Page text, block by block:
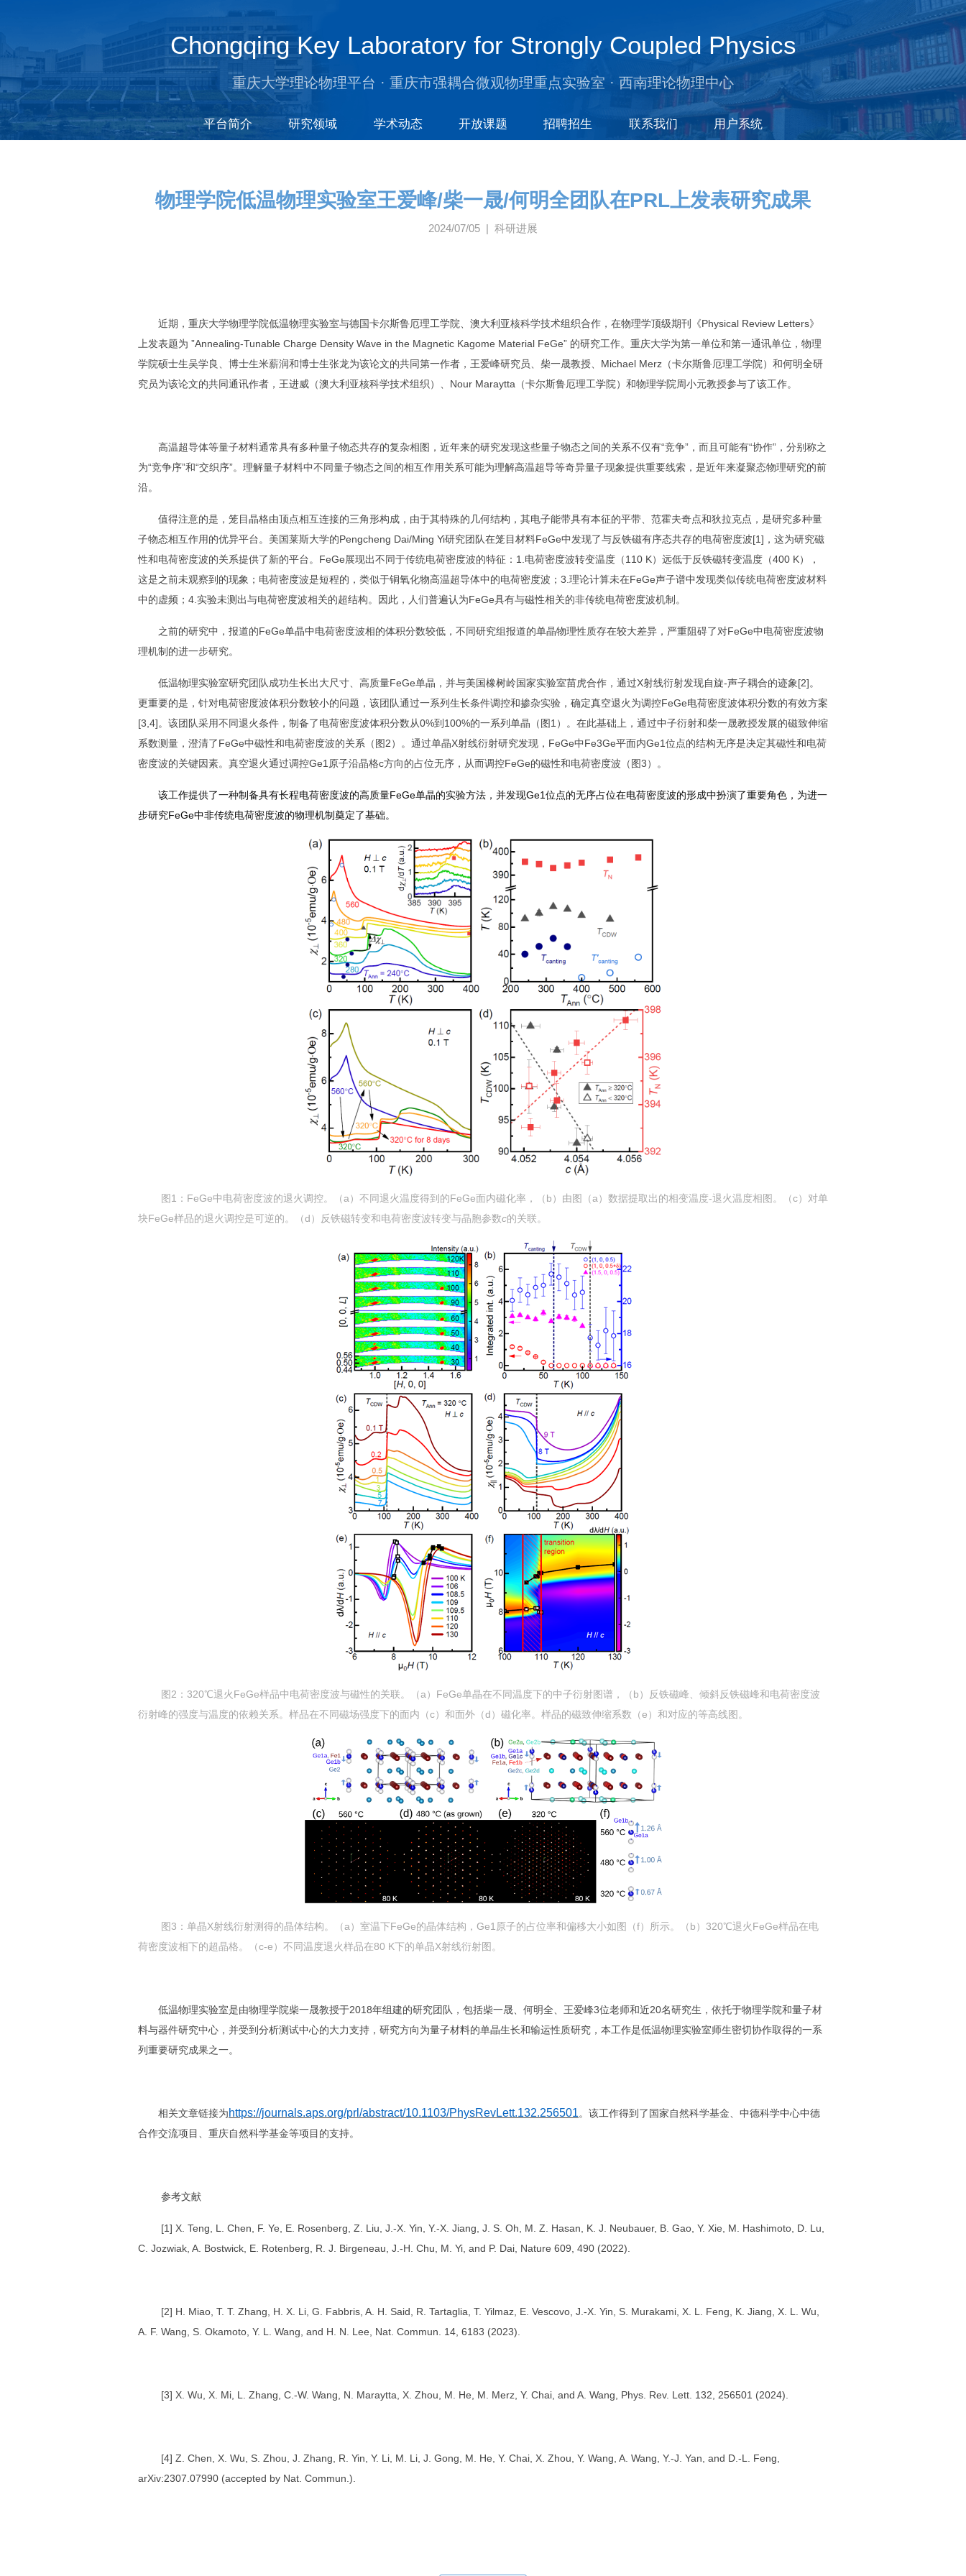
Chongqing Key Laboratory for Strongly Coupled Physics
重庆大学理论物理平台 · 重庆市强耦合微观物理重点实验室 · 西南理论物理中心
平台简介 研究领域 学术动态 开放课题 招聘招生 联系我们 用户系统
物理学院低温物理实验室王爱峰/柴一晟/何明全团队在PRL上发表研究成果
2024/07/05 | 科研进展
近期，重庆大学物理学院低温物理实验室与德国卡尔斯鲁厄理工学院、澳大利亚核科学技术组织合作，在物理学顶级期刊《Physical Review Letters》
上发表题为 ”Annealing-Tunable Charge Density Wave in the Magnetic Kagome Material FeGe” 的研究工作。重庆大学为第一单位和第一通讯单位，物理
学院硕士生吴学良、博士生米薪润和博士生张龙为该论文的共同第一作者，王爱峰研究员、柴一晟教授、 Michael Merz （卡尔斯鲁厄理工学院）和何明全研
究员为该论文的共同通讯作者，王进威（澳大利亚核科学技术组织）、 Nour Maraytta （卡尔斯鲁厄理工学院）和物理学院周小元教授参与了该工作。
高温超导体等量子材料通常具有多种量子物态共存的复杂相图，近年来的研究发现这些量子物态之间的关系不仅有“竞争” ，而且可能有“协作” ，分别称之
为“竞争序”和“交织序”。理解量子材料中不同量子物态之间的相互作用关系可能为理解高温超导等奇异量子现象提供重要线索，是近年来凝聚态物理研究的前
沿。
值得注意的是，笼目晶格由顶点相互连接的三角形构成，由于其特殊的几何结构，其电子能带具有本征的平带、范霍夫奇点和狄拉克点，是研究多种量
子物态相互作用的优异平台。美国莱斯大学的Pengcheng Dai/Ming Yi研究团队在笼目材料FeGe中发现了与反铁磁有序态共存的电荷密度波[1] ，这为研究磁
性和电荷密度波的关系提供了新的平台。 FeGe展现出不同于传统电荷密度波的特征： 1. 电荷密度波转变温度（110 K）远低于反铁磁转变温度（400 K），
这是之前未观察到的现象；电荷密度波是短程的，类似于铜氧化物高温超导体中的电荷密度波； 3. 理论计算未在FeGe声子谱中发现类似传统电荷密度波材料
中的虚频； 4. 实验未测出与电荷密度波相关的超结构。因此，人们普遍认为FeGe具有与磁性相关的非传统电荷密度波机制。
之前的研究中，报道的FeGe单晶中电荷密度波相的体积分数较低，不同研究组报道的单晶物理性质存在较大差异，严重阻碍了对FeGe中电荷密度波物
理机制的进一步研究。
低温物理实验室研究团队成功生长出大尺寸、高质量FeGe单晶，并与美国橡树岭国家实验室苗虎合作，通过X射线衍射发现自旋-声子耦合的迹象[2]。
更重要的是，针对电荷密度波体积分数较小的问题，该团队通过一系列生长条件调控和掺杂实验，确定真空退火为调控FeGe电荷密度波体积分数的有效方案
[3,4]。该团队采用不同退火条件，制备了电荷密度波体积分数从0%到 100%的一系列单晶（图1 ）。在此基础上，通过中子衍射和柴一晟教授发展的磁致伸缩
系数测量，澄清了FeGe中磁性和电荷密度波的关系（图2）。通过单晶X射线衍射研究发现， FeGe中Fe3Ge平面内Ge1位点的结构无序是决定其磁性和电荷
密度波的关键因素。真空退火通过调控Ge1 原子沿晶格c方向的占位无序，从而调控FeGe的磁性和电荷密度波（图3）。
该工作提供了一种制备具有长程电荷密度波的高质量FeGe单晶的实验方法，并发现Ge1位点的无序占位在电荷密度波的形成中扮演了重要角色，为进一
步研究FeGe中非传统电荷密度波的物理机制奠定了基础。
图1 ： FeGe中电荷密度波的退火调控。（a）不同退火温度得到的FeGe面内磁化率，（b）由图（a）数据提取出的相变温度-退火温度相图。（c）对单
块FeGe样品的退火调控是可逆的。（d）反铁磁转变和电荷密度波转变与晶胞参数c的关联。
图2 ： 320℃退火FeGe样品中电荷密度波与磁性的关联。 （a） FeGe单晶在不同温度下的中子衍射图谱，（b）反铁磁峰、倾斜反铁磁峰和电荷密度波
衍射峰的强度与温度的依赖关系。样品在不同磁场强度下的面内（c）和面外（d）磁化率。样品的磁致伸缩系数（e）和对应的等高线图。
图3 ：单晶X射线衍射测得的晶体结构。（a）室温下FeGe的晶体结构， Ge1 原子的占位率和偏移大小如图（f）所示。（b） 320℃退火FeGe样品在电
荷密度波相下的超晶格。（c-e）不同温度退火样品在80 K下的单晶X射线衍射图。
低温物理实验室是由物理学院柴一晟教授于2018年组建的研究团队，包括柴一晟、何明全、王爱峰3位老师和近20名研究生，依托于物理学院和量子材
料与器件研究中心，并受到分析测试中心的大力支持，研究方向为量子材料的单晶生长和输运性质研究，本工作是低温物理实验室师生密切协作取得的一系
列重要研究成果之一。
相关文章链接为https://journals.aps.org/prl/abstract/10.1103/PhysRevLett.132.256501。该工作得到了国家自然科学基金、中德科学中心中德
合作交流项目、重庆自然科学基金等项目的支持。
参考文献
[1] X. Teng, L. Chen, F. Ye, E. Rosenberg, Z. Liu, J.-X. Yin, Y.-X. Jiang, J. S. Oh, M. Z. Hasan, K. J. Neubauer, B. Gao, Y. Xie, M. Hashimoto, D. Lu,
C. Jozwiak, A. Bostwick, E. Rotenberg, R. J. Birgeneau, J.-H. Chu, M. Yi, and P. Dai, Nature 609, 490 (2022).
[2] H. Miao, T. T. Zhang, H. X. Li, G. Fabbris, A. H. Said, R. Tartaglia, T. Yilmaz, E. Vescovo, J.-X. Yin, S. Murakami, X. L. Feng, K. Jiang, X. L. Wu,
A. F. Wang, S. Okamoto, Y. L. Wang, and H. N. Lee, Nat. Commun. 14, 6183 (2023).
[3] X. Wu, X. Mi, L. Zhang, C.-W. Wang, N. Maraytta, X. Zhou, M. He, M. Merz, Y. Chai, and A. Wang, Phys. Rev. Lett. 132, 256501 (2024).
[4] Z. Chen, X. Wu, S. Zhou, J. Zhang, R. Yin, Y. Li, M. Li, J. Gong, M. He, Y. Chai, X. Zhou, Y. Wang, A. Wang, Y.-J. Yan, and D.-L. Feng,
arXiv:2307.07990 (accepted by Nat. Commun.).